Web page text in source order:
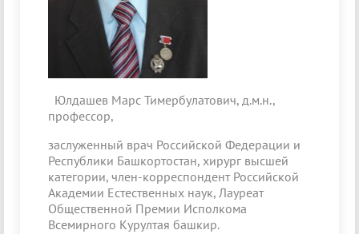
Юлдашев Марс Тимербулатович, д.м.н.,
профессор,
заслуженный врач Российской Федерации и
Республики Башкортостан, хирург высшей
категории, член-корреспондент Российской
Академии Естественных наук, Лауреат
Общественной Премии Исполкома
Всемирного Курултая башкир.